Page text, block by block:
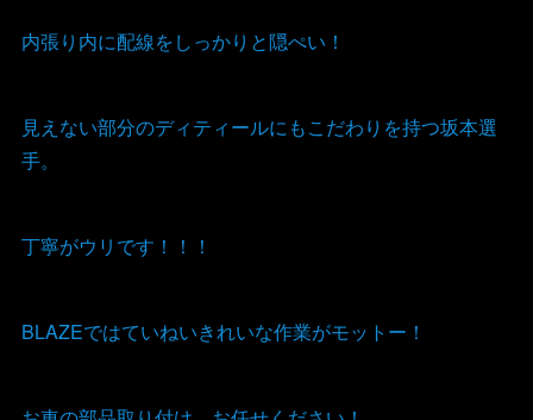
内張り内に配線をしっかりと隠ぺい！
見えない部分のディティールにもこだわりを持つ坂本選
手。
丁寧がウリです！！！
BLAZEではていねいきれいな作業がモットー！